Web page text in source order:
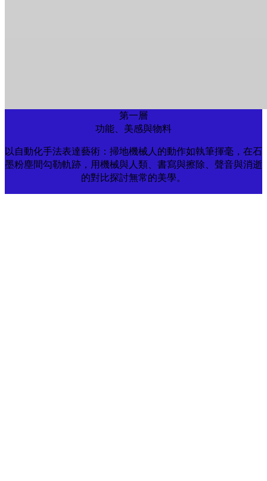
第一層
功能、美感與物料
以自動化手法表達藝術：掃地機械人的動作如執筆揮毫，在石
墨粉塵間勾勒軌跡，用機械與人類、書寫與擦除、聲音與消逝
的對比探討無常的美學。